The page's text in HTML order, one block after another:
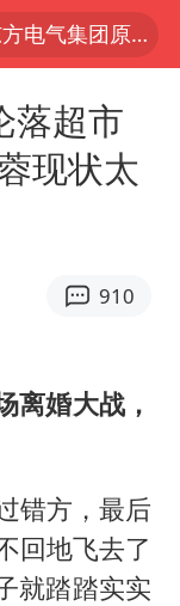
视频丨中国东方电气集团原党组副书记、董事宋致远被查
击贯穿浙江
体市民书》
远被查
刘浩存百花奖开幕式红裙起舞
女子网购名牌包发现是自己丢的那只
女儿为争财产堵门阻挠父亲出殡
落超市
现状太
910
离婚大战，
错方，最后
回地飞去了
就踏踏实实